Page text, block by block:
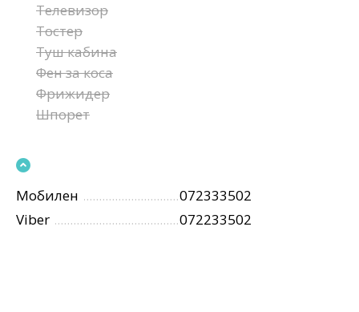
Телевизор
Тостер
Туш кабина
Фен за коса
Фрижидер
Шпорет
Мобилен
072333502
Viber
072233502